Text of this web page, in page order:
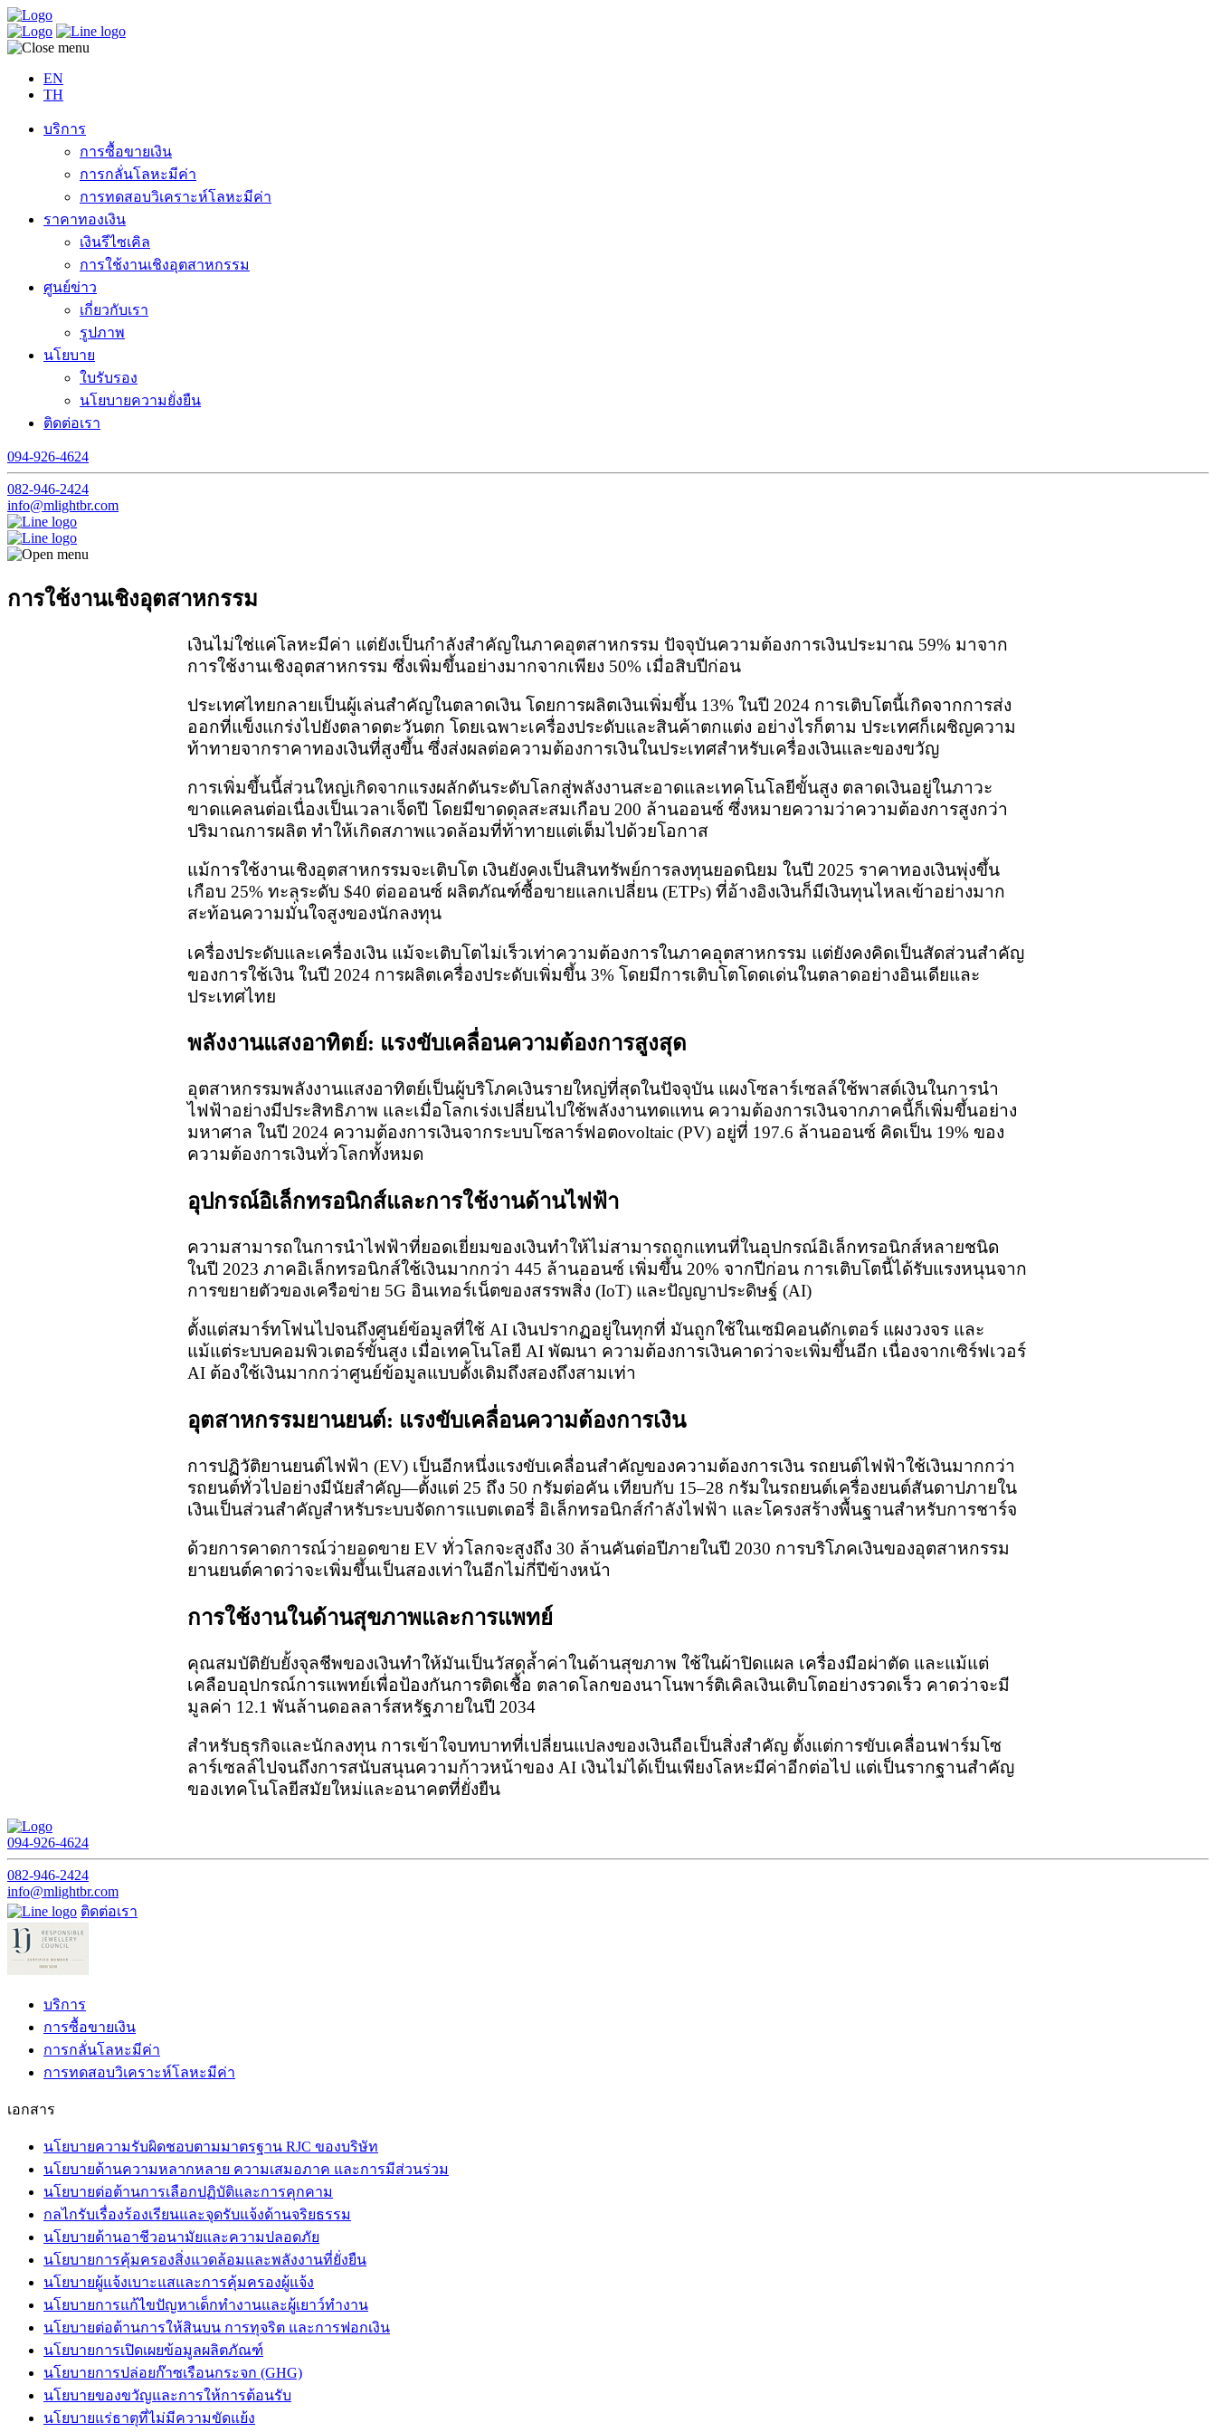
EN
TH
บริการ
การซื้อขายเงิน
การกลั่นโลหะมีค่า
การทดสอบวิเคราะห์โลหะมีค่า
ราคาทองเงิน
เงินรีไซเคิล
การใช้งานเชิงอุตสาหกรรม
ศูนย์ข่าว
เกี่ยวกับเรา
รูปภาพ
นโยบาย
ใบรับรอง
นโยบายความยั่งยืน
ติดต่อเรา
094-926-4624
082-946-2424
info@mlightbr.com
การใช้งานเชิงอุตสาหกรรม
เงินไม่ใช่แค่โลหะมีค่า แต่ยังเป็นกำลังสำคัญในภาคอุตสาหกรรม ปัจจุบันความต้องการเงินประมาณ 59% มาจาก
การใช้งานเชิงอุตสาหกรรม ซึ่งเพิ่มขึ้นอย่างมากจากเพียง 50% เมื่อสิบปีก่อน
ประเทศไทยกลายเป็นผู้เล่นสำคัญในตลาดเงิน โดยการผลิตเงินเพิ่มขึ้น 13% ในปี 2024 การเติบโตนี้เกิดจากการส่ง
ออกที่แข็งแกร่งไปยังตลาดตะวันตก โดยเฉพาะเครื่องประดับและสินค้าตกแต่ง อย่างไรก็ตาม ประเทศก็เผชิญความ
ท้าทายจากราคาทองเงินที่สูงขึ้น ซึ่งส่งผลต่อความต้องการเงินในประเทศสำหรับเครื่องเงินและของขวัญ
การเพิ่มขึ้นนี้ส่วนใหญ่เกิดจากแรงผลักดันระดับโลกสู่พลังงานสะอาดและเทคโนโลยีขั้นสูง ตลาดเงินอยู่ในภาวะ
ขาดแคลนต่อเนื่องเป็นเวลาเจ็ดปี โดยมีขาดดุลสะสมเกือบ 200 ล้านออนซ์ ซึ่งหมายความว่าความต้องการสูงกว่า
ปริมาณการผลิต ทำให้เกิดสภาพแวดล้อมที่ท้าทายแต่เต็มไปด้วยโอกาส
แม้การใช้งานเชิงอุตสาหกรรมจะเติบโต เงินยังคงเป็นสินทรัพย์การลงทุนยอดนิยม ในปี 2025 ราคาทองเงินพุ่งขึ้น
เกือบ 25% ทะลุระดับ $40 ต่อออนซ์ ผลิตภัณฑ์ซื้อขายแลกเปลี่ยน (ETPs) ที่อ้างอิงเงินก็มีเงินทุนไหลเข้าอย่างมาก
สะท้อนความมั่นใจสูงของนักลงทุน
เครื่องประดับและเครื่องเงิน แม้จะเติบโตไม่เร็วเท่าความต้องการในภาคอุตสาหกรรม แต่ยังคงคิดเป็นสัดส่วนสำคัญ
ของการใช้เงิน ในปี 2024 การผลิตเครื่องประดับเพิ่มขึ้น 3% โดยมีการเติบโตโดดเด่นในตลาดอย่างอินเดียและ
ประเทศไทย
พลังงานแสงอาทิตย์: แรงขับเคลื่อนความต้องการสูงสุด
อุตสาหกรรมพลังงานแสงอาทิตย์เป็นผู้บริโภคเงินรายใหญ่ที่สุดในปัจจุบัน แผงโซลาร์เซลล์ใช้พาสต์เงินในการนำ
ไฟฟ้าอย่างมีประสิทธิภาพ และเมื่อโลกเร่งเปลี่ยนไปใช้พลังงานทดแทน ความต้องการเงินจากภาคนี้ก็เพิ่มขึ้นอย่าง
มหาศาล ในปี 2024 ความต้องการเงินจากระบบโซลาร์ฟอตovoltaic (PV) อยู่ที่ 197.6 ล้านออนซ์ คิดเป็น 19% ของ
ความต้องการเงินทั่วโลกทั้งหมด
อุปกรณ์อิเล็กทรอนิกส์และการใช้งานด้านไฟฟ้า
ความสามารถในการนำไฟฟ้าที่ยอดเยี่ยมของเงินทำให้ไม่สามารถถูกแทนที่ในอุปกรณ์อิเล็กทรอนิกส์หลายชนิด
ในปี 2023 ภาคอิเล็กทรอนิกส์ใช้เงินมากกว่า 445 ล้านออนซ์ เพิ่มขึ้น 20% จากปีก่อน การเติบโตนี้ได้รับแรงหนุนจาก
การขยายตัวของเครือข่าย 5G อินเทอร์เน็ตของสรรพสิ่ง (IoT) และปัญญาประดิษฐ์ (AI)
ตั้งแต่สมาร์ทโฟนไปจนถึงศูนย์ข้อมูลที่ใช้ AI เงินปรากฏอยู่ในทุกที่ มันถูกใช้ในเซมิคอนดักเตอร์ แผงวงจร และ
แม้แต่ระบบคอมพิวเตอร์ขั้นสูง เมื่อเทคโนโลยี AI พัฒนา ความต้องการเงินคาดว่าจะเพิ่มขึ้นอีก เนื่องจากเซิร์ฟเวอร์
AI ต้องใช้เงินมากกว่าศูนย์ข้อมูลแบบดั้งเดิมถึงสองถึงสามเท่า
อุตสาหกรรมยานยนต์: แรงขับเคลื่อนความต้องการเงิน
การปฏิวัติยานยนต์ไฟฟ้า (EV) เป็นอีกหนึ่งแรงขับเคลื่อนสำคัญของความต้องการเงิน รถยนต์ไฟฟ้าใช้เงินมากกว่า
รถยนต์ทั่วไปอย่างมีนัยสำคัญ—ตั้งแต่ 25 ถึง 50 กรัมต่อคัน เทียบกับ 15–28 กรัมในรถยนต์เครื่องยนต์สันดาปภายใน
เงินเป็นส่วนสำคัญสำหรับระบบจัดการแบตเตอรี่ อิเล็กทรอนิกส์กำลังไฟฟ้า และโครงสร้างพื้นฐานสำหรับการชาร์จ
ด้วยการคาดการณ์ว่ายอดขาย EV ทั่วโลกจะสูงถึง 30 ล้านคันต่อปีภายในปี 2030 การบริโภคเงินของอุตสาหกรรม
ยานยนต์คาดว่าจะเพิ่มขึ้นเป็นสองเท่าในอีกไม่กี่ปีข้างหน้า
การใช้งานในด้านสุขภาพและการแพทย์
คุณสมบัติยับยั้งจุลชีพของเงินทำให้มันเป็นวัสดุล้ำค่าในด้านสุขภาพ ใช้ในผ้าปิดแผล เครื่องมือผ่าตัด และแม้แต่
เคลือบอุปกรณ์การแพทย์เพื่อป้องกันการติดเชื้อ ตลาดโลกของนาโนพาร์ติเคิลเงินเติบโตอย่างรวดเร็ว คาดว่าจะมี
มูลค่า 12.1 พันล้านดอลลาร์สหรัฐภายในปี 2034
สำหรับธุรกิจและนักลงทุน การเข้าใจบทบาทที่เปลี่ยนแปลงของเงินถือเป็นสิ่งสำคัญ ตั้งแต่การขับเคลื่อนฟาร์มโซ
ลาร์เซลล์ไปจนถึงการสนับสนุนความก้าวหน้าของ AI เงินไม่ได้เป็นเพียงโลหะมีค่าอีกต่อไป แต่เป็นรากฐานสำคัญ
ของเทคโนโลยีสมัยใหม่และอนาคตที่ยั่งยืน
094-926-4624
082-946-2424
info@mlightbr.com
ติดต่อเรา
บริการ
การซื้อขายเงิน
การกลั่นโลหะมีค่า
การทดสอบวิเคราะห์โลหะมีค่า
เอกสาร
นโยบายความรับผิดชอบตามมาตรฐาน RJC ของบริษัท
นโยบายด้านความหลากหลาย ความเสมอภาค และการมีส่วนร่วม
นโยบายต่อต้านการเลือกปฏิบัติและการคุกคาม
กลไกรับเรื่องร้องเรียนและจุดรับแจ้งด้านจริยธรรม
นโยบายด้านอาชีวอนามัยและความปลอดภัย
นโยบายการคุ้มครองสิ่งแวดล้อมและพลังงานที่ยั่งยืน
นโยบายผู้แจ้งเบาะแสและการคุ้มครองผู้แจ้ง
นโยบายการแก้ไขปัญหาเด็กทำงานและผู้เยาว์ทำงาน
นโยบายต่อต้านการให้สินบน การทุจริต และการฟอกเงิน
นโยบายการเปิดเผยข้อมูลผลิตภัณฑ์
นโยบายการปล่อยก๊าซเรือนกระจก (GHG)
นโยบายของขวัญและการให้การต้อนรับ
นโยบายแร่ธาตุที่ไม่มีความขัดแย้ง